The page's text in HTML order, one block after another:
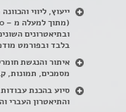
ייעוץ, ליווי
ובתיאטרונים
בלבד ובפורמט
איתור והנגשת
מסמכים, תמונות,
סיוע בהכנת
והתיאטרון העברי